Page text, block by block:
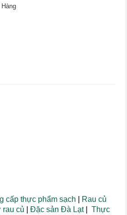
cấp thực phẩm sạch
Rau củ
rau củ |Đặc sản Đà Lạt|Thực